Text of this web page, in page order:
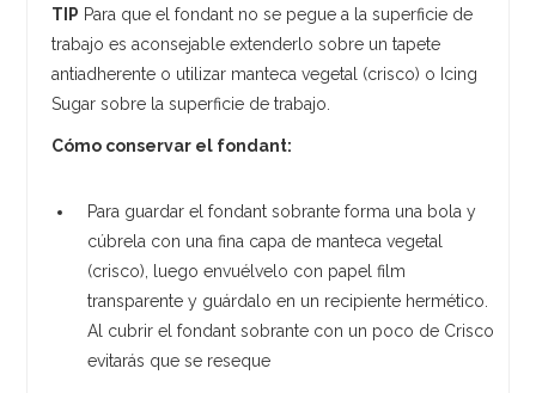
TIP Para que el fondant no se pegue a la superficie de
trabajo es aconsejable extenderlo sobre un tapete
antiadherente o utilizar manteca vegetal (crisco) o Icing
Sugar sobre la superficie de trabajo.
Cómo conservar el fondant:
Para guardar el fondant sobrante forma una bola y
cúbrela con una fina capa de manteca vegetal
(crisco), luego envuélvelo con papel film
transparente y guárdalo en un recipiente hermético.
Al cubrir el fondant sobrante con un poco de Crisco
evitarás que se reseque